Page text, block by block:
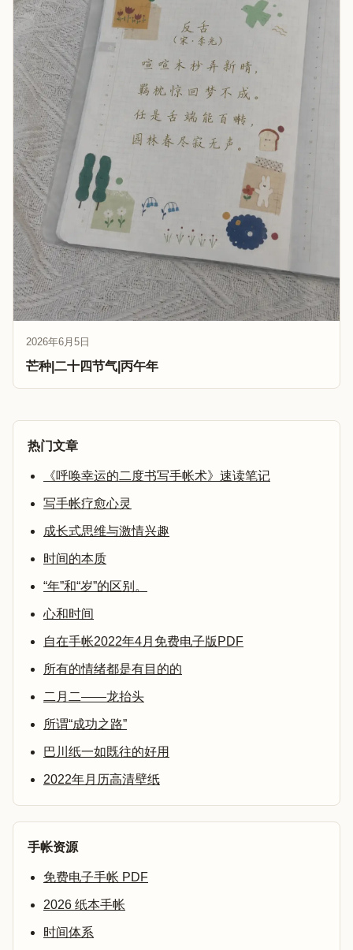
2026年6月5日
芒种|二十四节气|丙午年
热门文章
《呼唤幸运的二度书写手帐术》速读笔记
写手帐疗愈心灵
成长式思维与激情兴趣
时间的本质
“年”和“岁”的区别。
心和时间
自在手帐2022年4月免费电子版PDF
所有的情绪都是有目的的
二月二——龙抬头
所谓“成功之路”
巴川纸一如既往的好用
2022年月历高清壁纸
手帐资源
免费电子手帐 PDF
2026 纸本手帐
时间体系